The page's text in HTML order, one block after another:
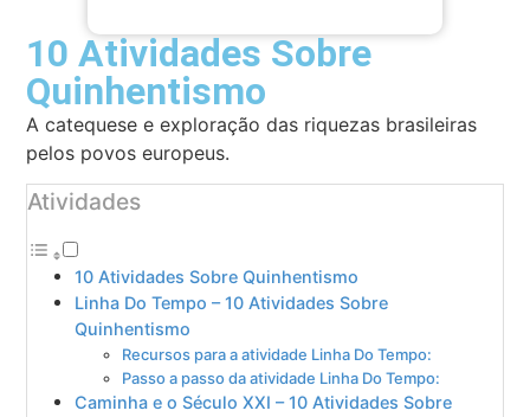
10 Atividades Sobre
Quinhentismo
A catequese e exploração das riquezas brasileiras
pelos povos europeus.
Atividades
10 Atividades Sobre Quinhentismo
Linha Do Tempo – 10 Atividades Sobre
Quinhentismo
Recursos para a atividade Linha Do Tempo:
Passo a passo da atividade Linha Do Tempo:
Caminha e o Século XXI – 10 Atividades Sobre